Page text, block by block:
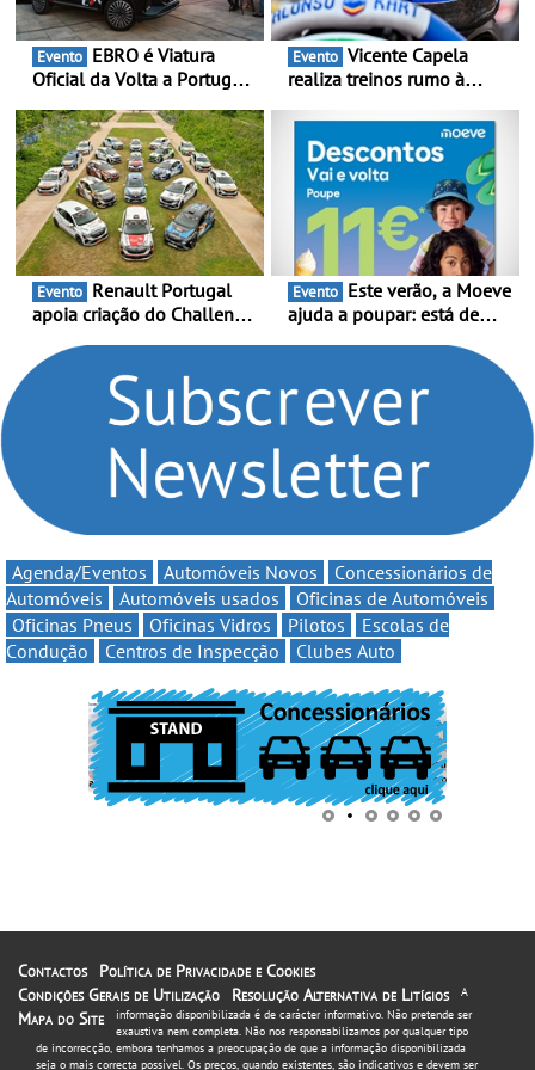
Evento
Oficial da Volta a Portugal
presença nacional ao lado
da mítica prova de ciclismo
e leva a sua gama SUV
multi-energia às estradas
de Portugal
Evento
realiza treinos rumo à
Portugal Karting e mira boa
estreia - O Campeonato
Portugal Karting 2026
decorre entre 1 de Março e
6 de Setembro
Evento
apoia criação do Challenge
compromisso com o
automobilismo nacional
continua em 2026
Evento
ajuda a poupar: está de
Volta” com descontos de
Agenda/Eventos Automóveis Novos
Concessionários de
Automóveis
Automóveis usados
Oficinas de Automóveis
Oficinas Pneus
Oficinas Vidros Pilotos
Escolas de
Condução
Centros de Inspecção Clubes Auto
Contactos
Política de Privacidade e Cookies
Condições Gerais de Utilização
Resolução Alternativa de Litígios
Mapa do Site
A
informação disponibilizada é de carácter informativo. Não pretende ser
exaustiva nem completa. Não nos responsabilizamos por qualquer tipo
de incorrecção, embora tenhamos a preocupação de que a informação disponibilizada
seja o mais correcta possível. Os preços, quando existentes, são indicativos e devem ser